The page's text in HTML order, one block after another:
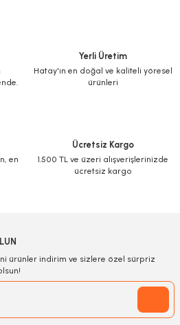
Yerli Üretim
Hatay'ın en doğal ve kaliteli yöresel
ürünleri
en
Ücretsiz Kargo
1.500 TL ve üzeri alışverişlerinizde
ücretsiz kargo
ürünler indirim ve sizlere özel sürpriz